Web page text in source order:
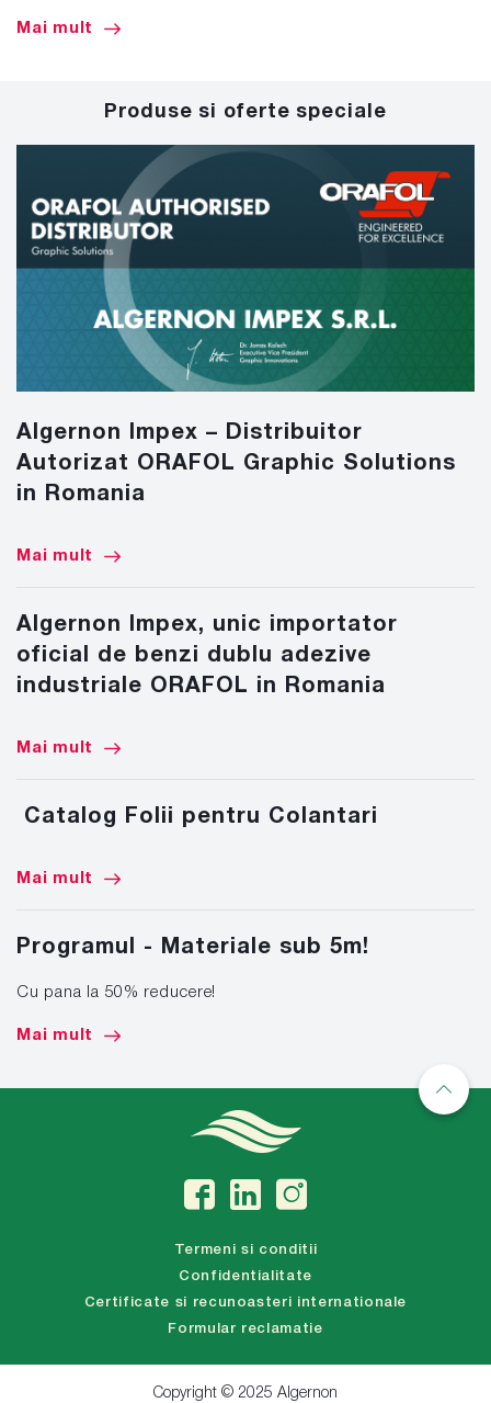
Mai mult
Produse si oferte speciale
Algernon Impex – Distribuitor
Autorizat ORAFOL Graphic Solutions
in Romania
Mai mult
Algernon Impex, unic importator
oficial de benzi dublu adezive
industriale ORAFOL in Romania
Mai mult
Catalog Folii pentru Colantari
Mai mult
Programul - Materiale sub 5m!
Cu pana la 50% reducere!
Mai mult
Termeni si conditii
Confidentialitate
Certificate si recunoasteri internationale
Formular reclamatie
Copyright © 2025 Algernon